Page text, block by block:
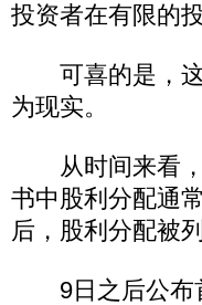
投资者在有限的
可喜的是，这
为现实。
从时间来看，
书中股利分配通
后，股利分配被
9日之后公布首